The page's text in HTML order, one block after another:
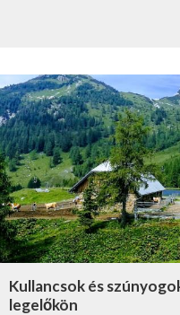
Kullancsok és
legelőkön